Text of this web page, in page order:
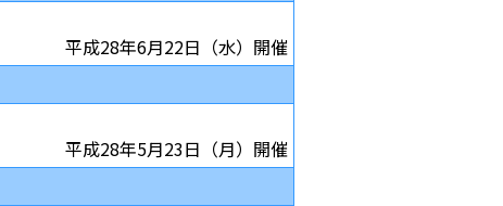
平成28年6月22日（水）開催
平成28年5月23日（月）開催